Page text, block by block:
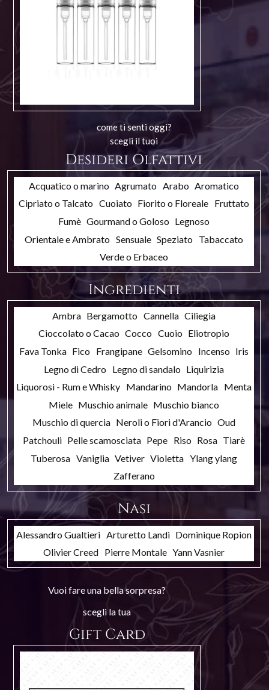
come ti senti oggi?
scegli il tuoi
Desideri Olfattivi
Acquatico o marino Agrumato Arabo Aromatico
Cipriato o Talcato Cuoiato Fiorito o Floreale Fruttato
Fumè Gourmand o Goloso Legnoso
Orientale e Ambrato Sensuale Speziato Tabaccato
Verde o Erbaceo
Ingredienti
Ambra Bergamotto Cannella Ciliegia
Cioccolato o Cacao Cocco Cuoio Eliotropio
Fava Tonka Fico Frangipane Gelsomino Incenso Iris
Legno di Cedro Legno di sandalo Liquirizia
Liquorosi - Rum e Whisky Mandarino Mandorla Menta
Miele Muschio animale Muschio bianco
Muschio di quercia Neroli o Fiori d'Arancio Oud
Patchouli Pelle scamosciata Pepe Riso Rosa Tiarè
Tuberosa Vaniglia Vetiver Violetta Ylang ylang
Zafferano
Nasi
Alessandro Gualtieri Arturetto Landi Dominique Ropion
Olivier Creed Pierre Montale Yann Vasnier
Vuoi fare una bella sorpresa?
scegli la tua
Gift Card